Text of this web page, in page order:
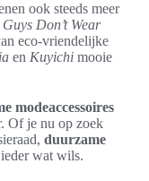
ook steeds meer
Don’t Wear
eco-vriendelijke
en Kuyichi mooie
modeaccessoires
Of je nu op zoek
duurzame
wat wils.